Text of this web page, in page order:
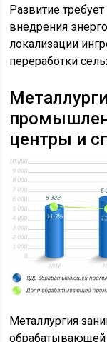
Развитие
внедрения
локализации
переработки
центры и
Металлургия